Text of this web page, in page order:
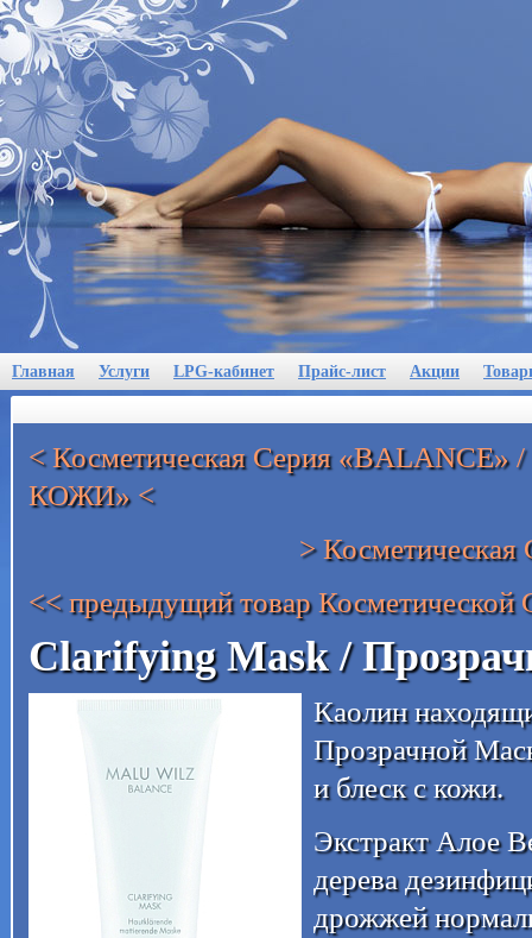
Главная Услуги LPG-кабинет Прайс-лист Акции
< Косметическая Серия
КОЖИ» <
>
<< предыдущий товар
Clarifying Mask /
Каолин
Прозрачной
и блеск с кожи.
Экстракт Алое
дерева
дрожжей